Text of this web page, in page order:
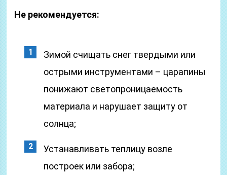
Не рекомендуется:
Зимой счищать снег твердыми или
острыми инструментами – царапины
понижают светопроницаемость
материала и нарушает защиту от
солнца;
Устанавливать теплицу возле
построек или забора;